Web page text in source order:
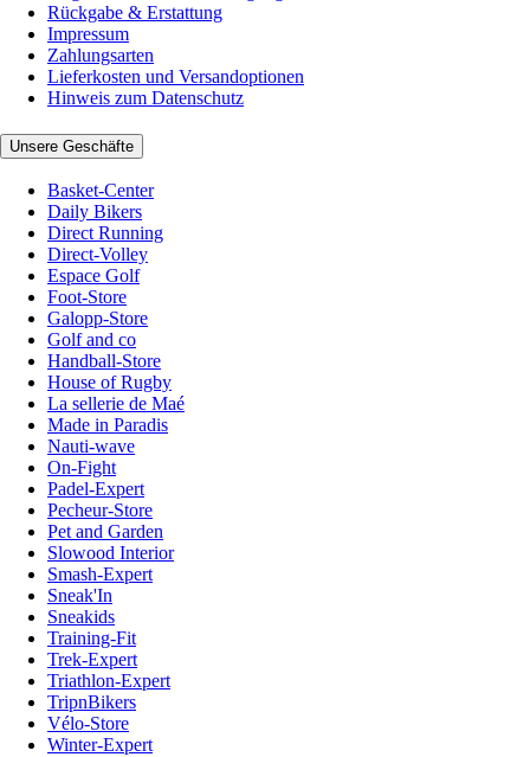
Rückgabe & Erstattung
Impressum
Zahlungsarten
Lieferkosten und Versandoptionen
Hinweis zum Datenschutz
Unsere Geschäfte
Basket-Center
Daily Bikers
Direct Running
Direct-Volley
Espace Golf
Foot-Store
Galopp-Store
Golf and co
Handball-Store
House of Rugby
La sellerie de Maé
Made in Paradis
Nauti-wave
On-Fight
Padel-Expert
Pecheur-Store
Pet and Garden
Slowood Interior
Smash-Expert
Sneak'In
Sneakids
Training-Fit
Trek-Expert
Triathlon-Expert
TripnBikers
Vélo-Store
Winter-Expert